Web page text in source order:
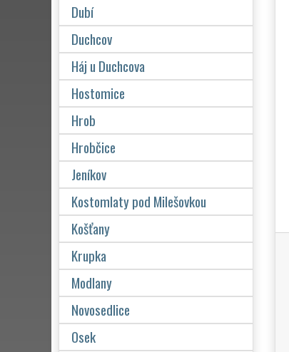
Dubí
Duchcov
Háj u Duchcova
Hostomice
Hrob
Hrobčice
Jeníkov
Kostomlaty pod Milešovkou
Košťany
Krupka
Modlany
Novosedlice
Osek